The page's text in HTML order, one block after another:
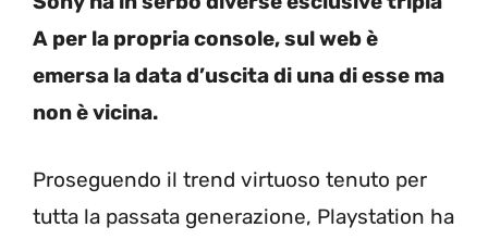
A per la propria console, sul web è
emersa la data d’uscita di una di esse ma
non è vicina.
Proseguendo il trend virtuoso tenuto per
tutta la passata generazione, Playstation ha